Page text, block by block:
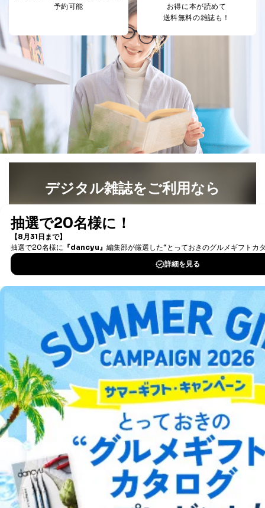
予約可能
お得に本が読めて
送料無料の雑誌も！
デジタル雑誌をご利用なら
書籍）が無料で読み放題！
DOWNLOAD FOR IOS
DOWNLOAD FOR ANDROID
ご利用方法はこちら
総合案内
アフィリエイト 採用情報
プレスリリース お問い合わせ
利用規約プライバシーポリシー 特定商取引法に基づく表示
出版社の皆様へ
投資家の皆様へサイトマップ